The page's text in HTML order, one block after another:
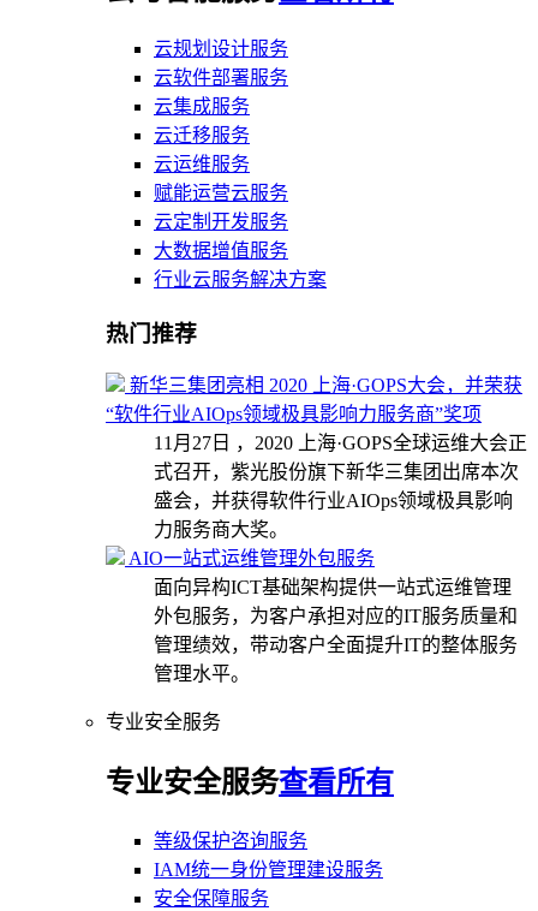
云规划设计服务
云软件部署服务
云集成服务
云迁移服务
云运维服务
赋能运营云服务
云定制开发服务
大数据增值服务
行业云服务解决方案
热门推荐
新华三集团亮相 2020 上海·GOPS大会，并荣获
“软件行业AIOps领域极具影响力服务商”奖项
11月27日 ，2020 上海·GOPS全球运维大会正
式召开，紫光股份旗下新华三集团出席本次
盛会，并获得软件行业AIOps领域极具影响
力服务商大奖。
AIO一站式运维管理外包服务
面向异构ICT基础架构提供一站式运维管理
外包服务，为客户承担对应的IT服务质量和
管理绩效，带动客户全面提升IT的整体服务
管理水平。
专业安全服务
专业安全服务查看所有
等级保护咨询服务
IAM统一身份管理建设服务
安全保障服务